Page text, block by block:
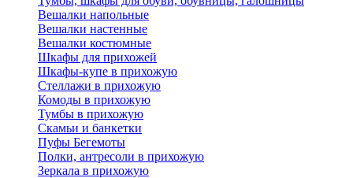
Вешалки напольные
Вешалки настенные
Вешалки костюмные
Шкафы для прихожей
Шкафы-купе в прихожую
Стеллажи в прихожую
Комоды в прихожую
Тумбы в прихожую
Скамьи и банкетки
Пуфы Бегемоты
Полки, антресоли в прихожую
Зеркала в прихожую